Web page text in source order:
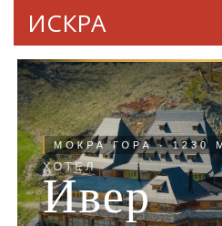
ИСКРА